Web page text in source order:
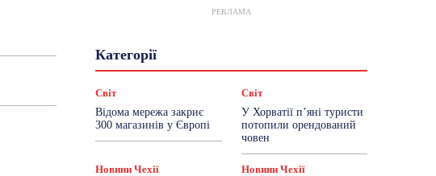
РЕКЛАМА
КатегоріїГастрогід
Знай Чехію
Новини Чехії
Робота
Сад та город
Світ
Спорт ТехноМанія
Топ-новини
Фоторепортаж
Світ
Відома мережа закриє
300 магазинів у Європі
Світ
У Хорватії пʼяні туристи
потопили орендований
човен
Новини Чехії
Новини Чехії